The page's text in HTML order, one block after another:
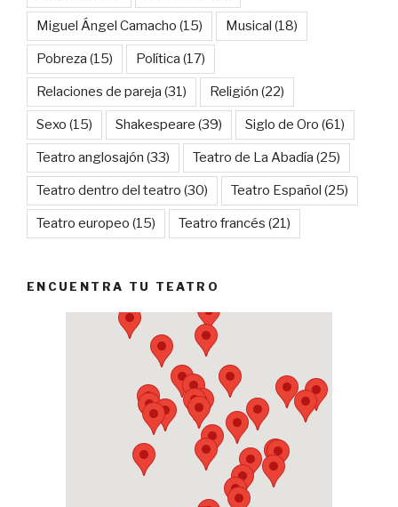
Miguel Ángel Camacho (15) Musical (18)
Pobreza (15) Política (17)
Relaciones de pareja (31) Religión (22)
Sexo (15) Shakespeare (39) Siglo de Oro (61)
Teatro anglosajón (33) Teatro de La Abadía (25)
Teatro dentro del teatro (30) Teatro Español (25)
Teatro europeo (15) Teatro francés (21)
ENCUENTRA TU TEATRO